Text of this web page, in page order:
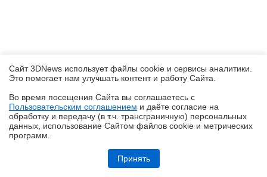
Обзор Infinix SMART 20: каким может быть бюджетный смартфон в
Сайт 3DNews использует файлы cookie и сервисы аналитики.
Это помогает нам улучшать контент и работу Cайта.
Во время посещения Cайта вы соглашаетесь с
Пользовательским соглашением и даёте согласие на
обработку и передачу (в т.ч. трансграничную) персональных
данных, использование Cайтом файлов cookie и метрических
программ.
Принять